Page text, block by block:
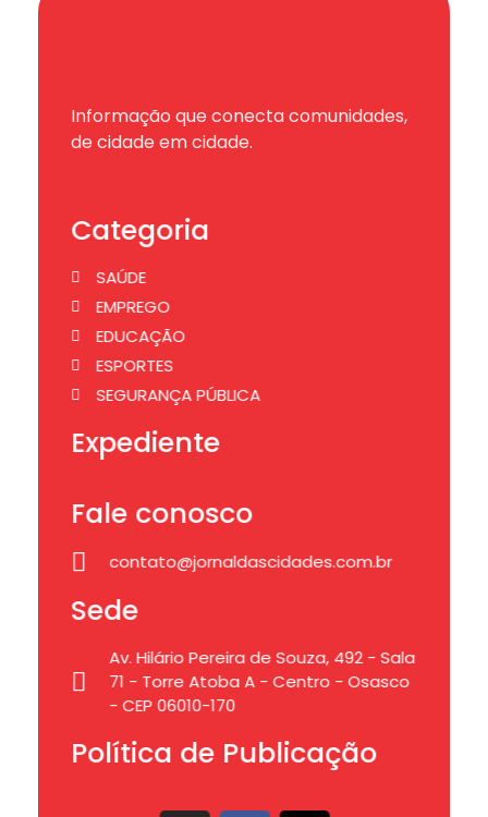
Informação que conecta comunidades,
de cidade em cidade.
Categoria
SAÚDE
EMPREGO
EDUCAÇÃO
ESPORTES
SEGURANÇA PÚBLICA
Expediente
Fale conosco
contato@jornaldascidades.com.br
Sede
Av. Hilário Pereira de Souza, 492 - Sala
71 - Torre Atoba A - Centro - Osasco
- CEP 06010-170
Política de Publicação